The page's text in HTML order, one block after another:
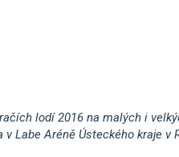
lodí 2016 na malých i
Labe Aréně Ústeckého kraje v